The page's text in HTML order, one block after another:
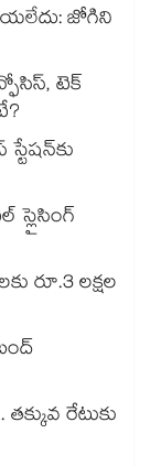
జోగిని
టెక్
స్టేషన్⁪కు
స్లైసింగ్
రూ.3 లక్షల
తక్కువ రేటుకు